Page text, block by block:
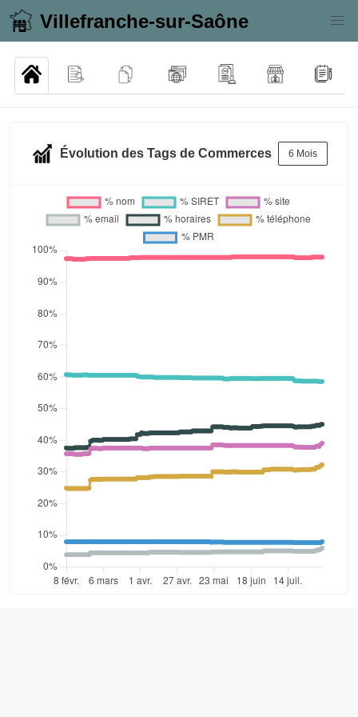
Villefranche-sur-Saône
Évolution des Tags de Commerces 6 Mois